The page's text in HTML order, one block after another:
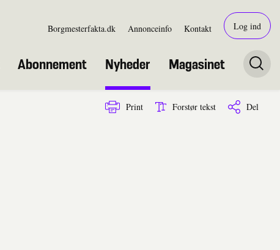
Borgmesterfakta.dk Annonceinfo Kontakt Log ind
Abonnement Nyheder Magasinet
Print Forstør tekst Del